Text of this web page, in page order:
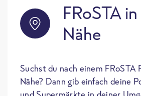
FRoSTA
Nähe
Suchst du nach einem
Nähe? Dann gib einfach deine